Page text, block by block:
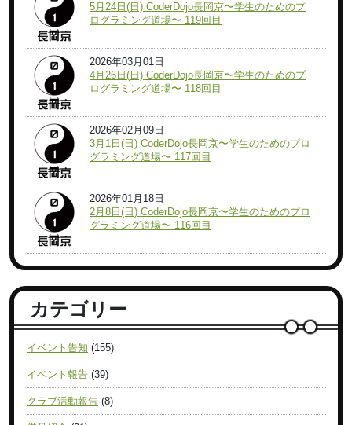
5月24日(日) CoderDojo長岡京〜学生のためのプ
ログラミング道場〜 119回目
2026年03月01日
4月26日(日) CoderDojo長岡京〜学生のためのプ
ログラミング道場〜 118回目
2026年02月09日
3月1日(日) CoderDojo長岡京〜学生のためのプロ
グラミング道場〜 117回目
2026年01月18日
2月8日(日) CoderDojo長岡京〜学生のためのプロ
グラミング道場〜 116回目
カテゴリー
イベント告知 (155)
イベント報告 (39)
クラブ活動報告 (8)